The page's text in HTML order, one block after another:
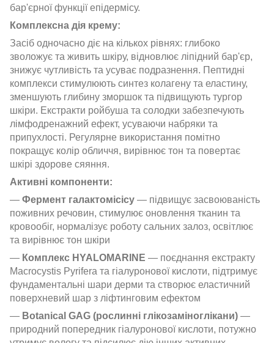
бар'єрної функції епідермісу.
Комплексна дія крему:
Засіб одночасно діє на кількох рівнях: глибоко
зволожує та живить шкіру, відновлює ліпідний бар'єр,
знижує чутливість та усуває подразнення. Пептидні
комплекси стимулюють синтез колагену та еластину,
зменшують глибину зморшок та підвищують тургор
шкіри. Екстракти ройбуша та солодки забезпечують
лімфодренажний ефект, усуваючи набряки та
припухлості. Регулярне використання помітно
покращує колір обличчя, вирівнює тон та повертає
шкірі здорове сяяння.
Активні компоненти:
— Фермент галактомісісу — підвищує засвоюваність
поживних речовин, стимулює оновлення тканин та
кровообіг, нормалізує роботу сальних залоз, освітлює
та вирівнює тон шкіри
— Комплекс HYALOMARINE — поєднання екстракту
Macrocystis Pyrifera та гіалуронової кислоти, підтримує
фундаментальні шари дерми та створює еластичний
поверхневий шар з ліфтинговим ефектом
— Botanical GAG (рослинні глікозаміноглікани) —
природний попередник гіалуронової кислоти, потужно